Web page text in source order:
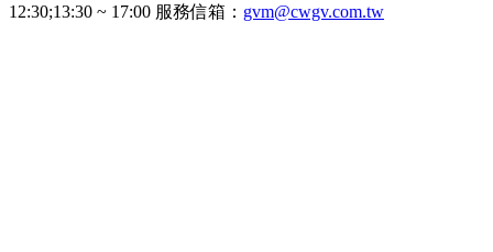
12:30;13:30 ~ 17:00 服務信箱： gvm@cwgv.com.tw